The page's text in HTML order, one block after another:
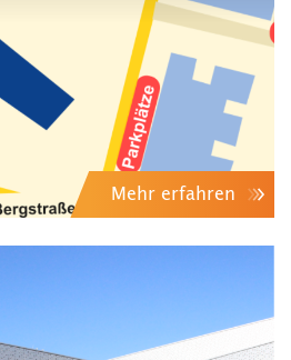
Mehr erfahren